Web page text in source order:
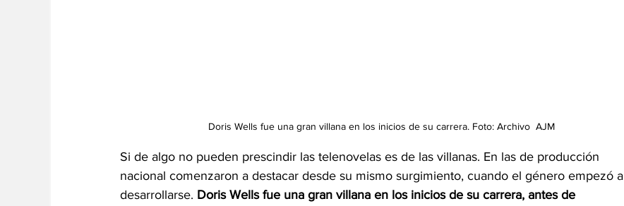
Doris Wells fue una gran villana en los inicios de su carrera. Foto: Archivo  AJM
Si de algo no pueden prescindir las telenovelas es de las villanas. En las de producción
nacional comenzaron a destacar desde su mismo surgimiento, cuando el género empezó a
desarrollarse. Doris Wells fue una gran villana en los inicios de su carrera, antes de